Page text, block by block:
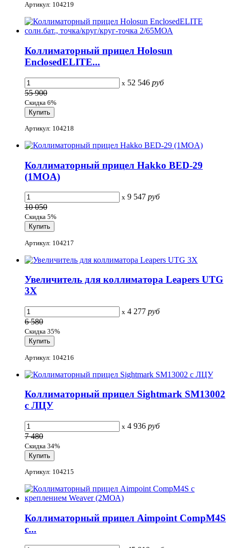
Артикул: 104219
Коллиматорный прицел Holosun
EnclosedELITE...
x 52 546 руб
55 900
Скидка 6%
Артикул: 104218
Коллиматорный прицел Hakko BED-29
(1MOA)
x 9 547 руб
10 050
Скидка 5%
Артикул: 104217
Увеличитель для коллиматора Leapers UTG
3X
x 4 277 руб
6 580
Скидка 35%
Артикул: 104216
Коллиматорный прицел Sightmark SM13002
c ЛЦУ
x 4 936 руб
7 480
Скидка 34%
Артикул: 104215
Коллиматорный прицел Aimpoint CompM4S
c...